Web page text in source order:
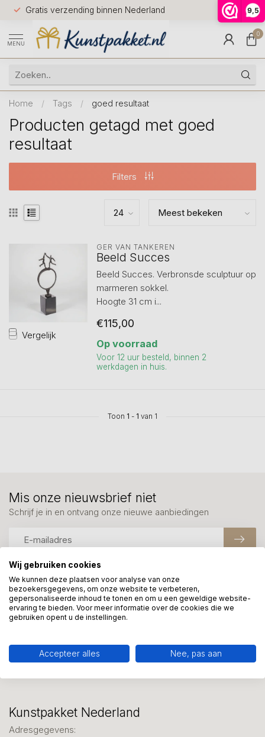
9,5
Gratis verzending binnen Nederland
Voor
huis
9.5
MENU
0
Home / Tags / goed resultaat
Producten getagd met goed
resultaat
Filters
Vergelijk
GER VAN TANKEREN
Beeld Succes
Beeld Succes. Verbronsde sculptuur op
marmeren sokkel.
Hoogte 31 cm i...
€115,00
Op voorraad
Voor 12 uur besteld, binnen 2
werkdagen in huis.
Toon 1 - 1 van 1
Meer informatie?
We helpen graag met uw keuze of geven advies, bel of app
ons 7 dagen per week: 06-23643267
Klantenservice
Mis onze nieuwsbrief niet
Schrijf je in en ontvang onze nieuwe aanbiedingen
Kunstpakket Nederland
Adresgegevens:
Wij gebruiken cookies
We kunnen deze plaatsen voor analyse van onze
bezoekersgegevens, om onze website te verbeteren,
gepersonaliseerde inhoud te tonen en om u een geweldige website-
ervaring te bieden. Voor meer informatie over de cookies die we
gebruiken opent u de instellingen.
Accepteer alles Nee, pas aan